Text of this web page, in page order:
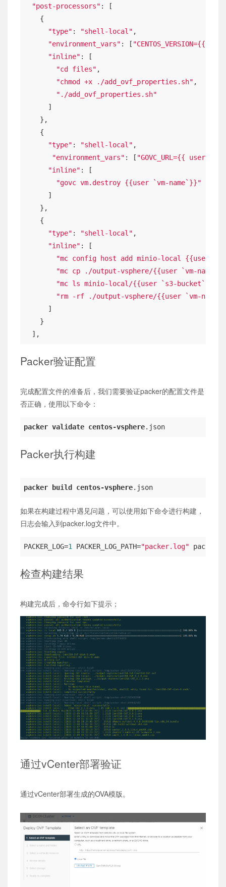
"post-processors" : [
    {
"type" : "shell-local" ,
"environment_vars" : [ "CENTOS_VERSION={{
"inline" : [
"cd files" ,
"chmod +x ./add_ovf_properties.sh" ,
"./add_ovf_properties.sh"
      ]
    },
    {
"type" : "shell-local" ,
"environment_vars" : [ "GOVC_URL={{ user
"inline" : [
"govc vm.destroy {{user `vm-name`}}"
      ]
    },
    {
"type" : "shell-local" ,
"inline" : [
"mc config host add minio-local {{user
"mc cp ./output-vsphere/{{user `vm-
"mc ls minio-local/{{user `s3-bucket`}}"
"rm -rf ./output-vsphere/{{user `vm-
      ]
    }
  ],
Packer验证配置
完成配置文件的准备后，我们需要验证packer的配置文件是
否正确，使用以下命令：
packer validate centos-vsphere.json
Packer执行构建
packer build centos-vsphere.json
如果在构建过程中遇见问题，可以使用如下命令进行构建，
日志会输入到packer.log文件中。
PACKER_LOG=1 PACKER_LOG_PATH="packer.log" packer
检查构建结果
构建完成后，命令行如下提示；
通过vCenter部署验证
通过vCenter部署生成的OVA模版。